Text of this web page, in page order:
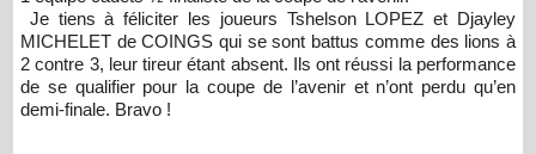
Je tiens à féliciter les joueurs Tshelson LOPEZ et Djayley
MICHELET de COINGS qui se sont battus comme des lions à
2 contre 3, leur tireur étant absent. Ils ont réussi la performance
de se qualifier pour la coupe de l’avenir et n’ont perdu qu’en
demi-finale. Bravo !